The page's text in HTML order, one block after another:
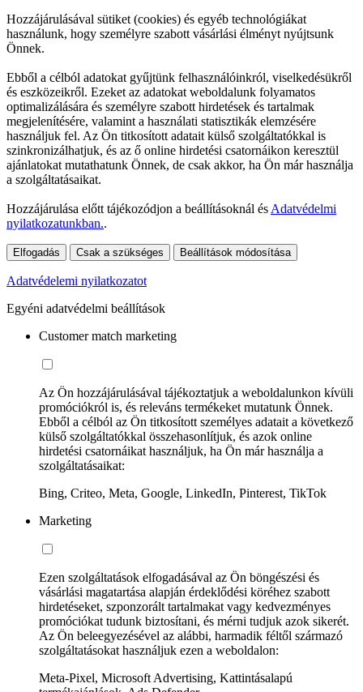
Hozzájárulásával sütiket (cookies) és egyéb technológiákat
használunk, hogy személyre szabott vásárlási élményt nyújtsunk
Önnek.
Ebből a célból adatokat gyűjtünk felhasználóinkról, viselkedésükről
és eszközeikről. Ezeket az adatokat weboldalunk folyamatos
optimalizálására és személyre szabott hirdetések és tartalmak
megjelenítésére, valamint a használati statisztikák elemzésére
használjuk fel. Az Ön titkosított adatait külső szolgáltatókkal is
szinkronizálhatjuk, és az ő online hirdetési csatornáikon keresztül
ajánlatokat mutathatunk Önnek, de csak akkor, ha Ön már használja
a szolgáltatásaikat.
Hozzájárulása előtt tájékozódjon a beállításoknál ésAdatvédelmi
nyilatkozatunkban..
Elfogadás Csak a szükséges Beállítások módosítása
Adatvédelemi nyilatkozatot
Egyéni adatvédelmi beállítások
Customer match marketing
Az Ön hozzájárulásával tájékoztatjuk a weboldalunkon kívüli
promóciókról is, és releváns termékeket mutatunk Önnek.
Ebből a célból az Ön titkosított személyes adatait a következő
külső szolgáltatókkal összehasonlítjuk, és azok online
hirdetési csatornáikat használjuk, ha Ön már használja a
szolgáltatásaikat:
Bing, Criteo, Meta, Google, LinkedIn, Pinterest, TikTok
Marketing
Ezen szolgáltatások elfogadásával az Ön böngészési és
vásárlási magatartása alapján érdeklődési köréhez szabott
hirdetéseket, szponzorált tartalmakat vagy kedvezményes
promóciókat tudunk biztosítani, és mérni tudjuk azok sikerét.
Az Ön beleegyezésével az alábbi, harmadik féltől származó
szolgáltatásokat használjuk ezen a weboldalon:
Meta-Pixel, Microsoft Advertising, Kattintásalapú